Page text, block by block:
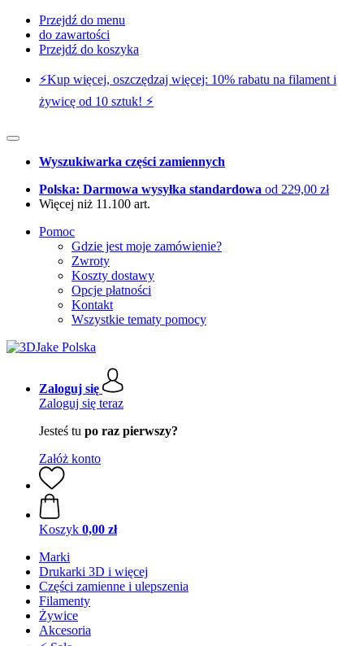
Przejdź do menu
do zawartości
Przejdź do koszyka
⚡️Kup więcej, oszczędzaj więcej: 10% rabatu na filament i
żywicę od 10 sztuk! ⚡️
Wyszukiwarka części zamiennych
Polska: Darmowa wysyłka standardowa od 229,00 zł
Więcej niż 11.100 art.
Pomoc
Gdzie jest moje zamówienie?
Zwroty
Koszty dostawy
Opcje płatności
Kontakt
Wszystkie tematy pomocy
Zaloguj się
Zaloguj się teraz
Jesteś tu po raz pierwszy?
Załóż konto
Koszyk 0,00 zł
Marki
Drukarki 3D i więcej
Części zamienne i ulepszenia
Filamenty
Żywice
Akcesoria